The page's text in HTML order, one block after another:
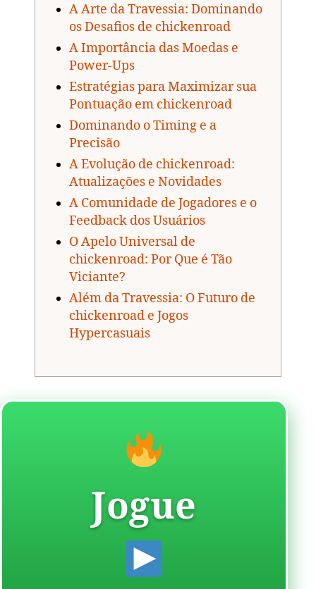
A Arte da Travessia: Dominando
os Desafios de chickenroad
A Importância das Moedas e
Power-Ups
Estratégias para Maximizar sua
Pontuação em chickenroad
Dominando o Timing e a
Precisão
A Evolução de chickenroad:
Atualizações e Novidades
A Comunidade de Jogadores e o
Feedback dos Usuários
O Apelo Universal de
chickenroad: Por Que é Tão
Viciante?
Além da Travessia: O Futuro de
chickenroad e Jogos
Hypercasuais
Jogue